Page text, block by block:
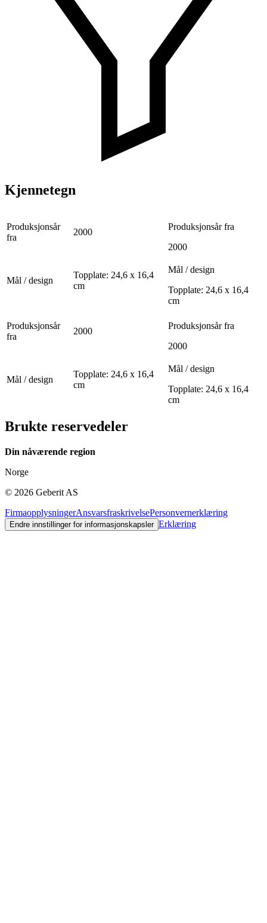
Kjennetegn
Produksjonsår
fra
2000
Produksjonsår fra
2000
Mål / design
Topplate: 24,6 x 16,4
cm
Mål / design
Topplate: 24,6 x 16,4
cm
Produksjonsår
fra
2000
Produksjonsår fra
2000
Mål / design
Topplate: 24,6 x 16,4
cm
Mål / design
Topplate: 24,6 x 16,4
cm
Brukte reservedeler
Din nåværende region
Norge
© 2026 Geberit AS
FirmaopplysningerAnsvarsfraskrivelsePersonvernerklæring
Endre innstillinger for informasjonskapsler Erklæring